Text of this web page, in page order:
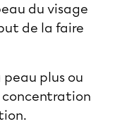
du visage
de la faire
plus ou
concentration